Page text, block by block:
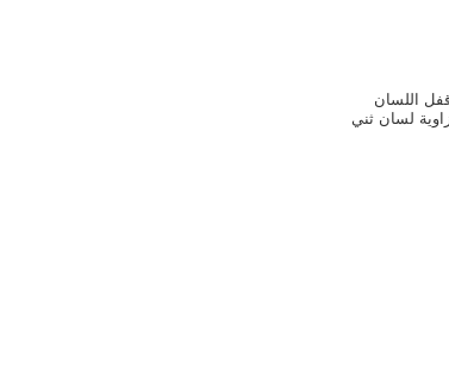
اللسان
لسان ثني